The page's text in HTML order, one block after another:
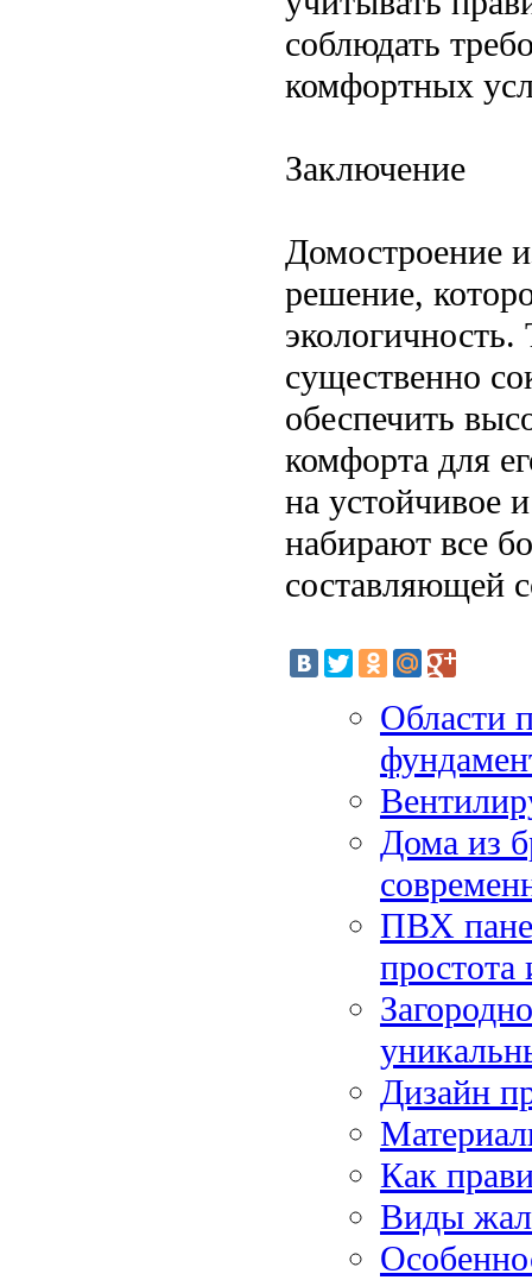
соблюдать
комфортных
Заключение
Домостроение
решение,
экологичность.
существенно
обеспечить
комфорта для
на устойчивое
набирают все
составляющей
Области
Дома из
ПВХ
простота
Дизайн
Как
Виды